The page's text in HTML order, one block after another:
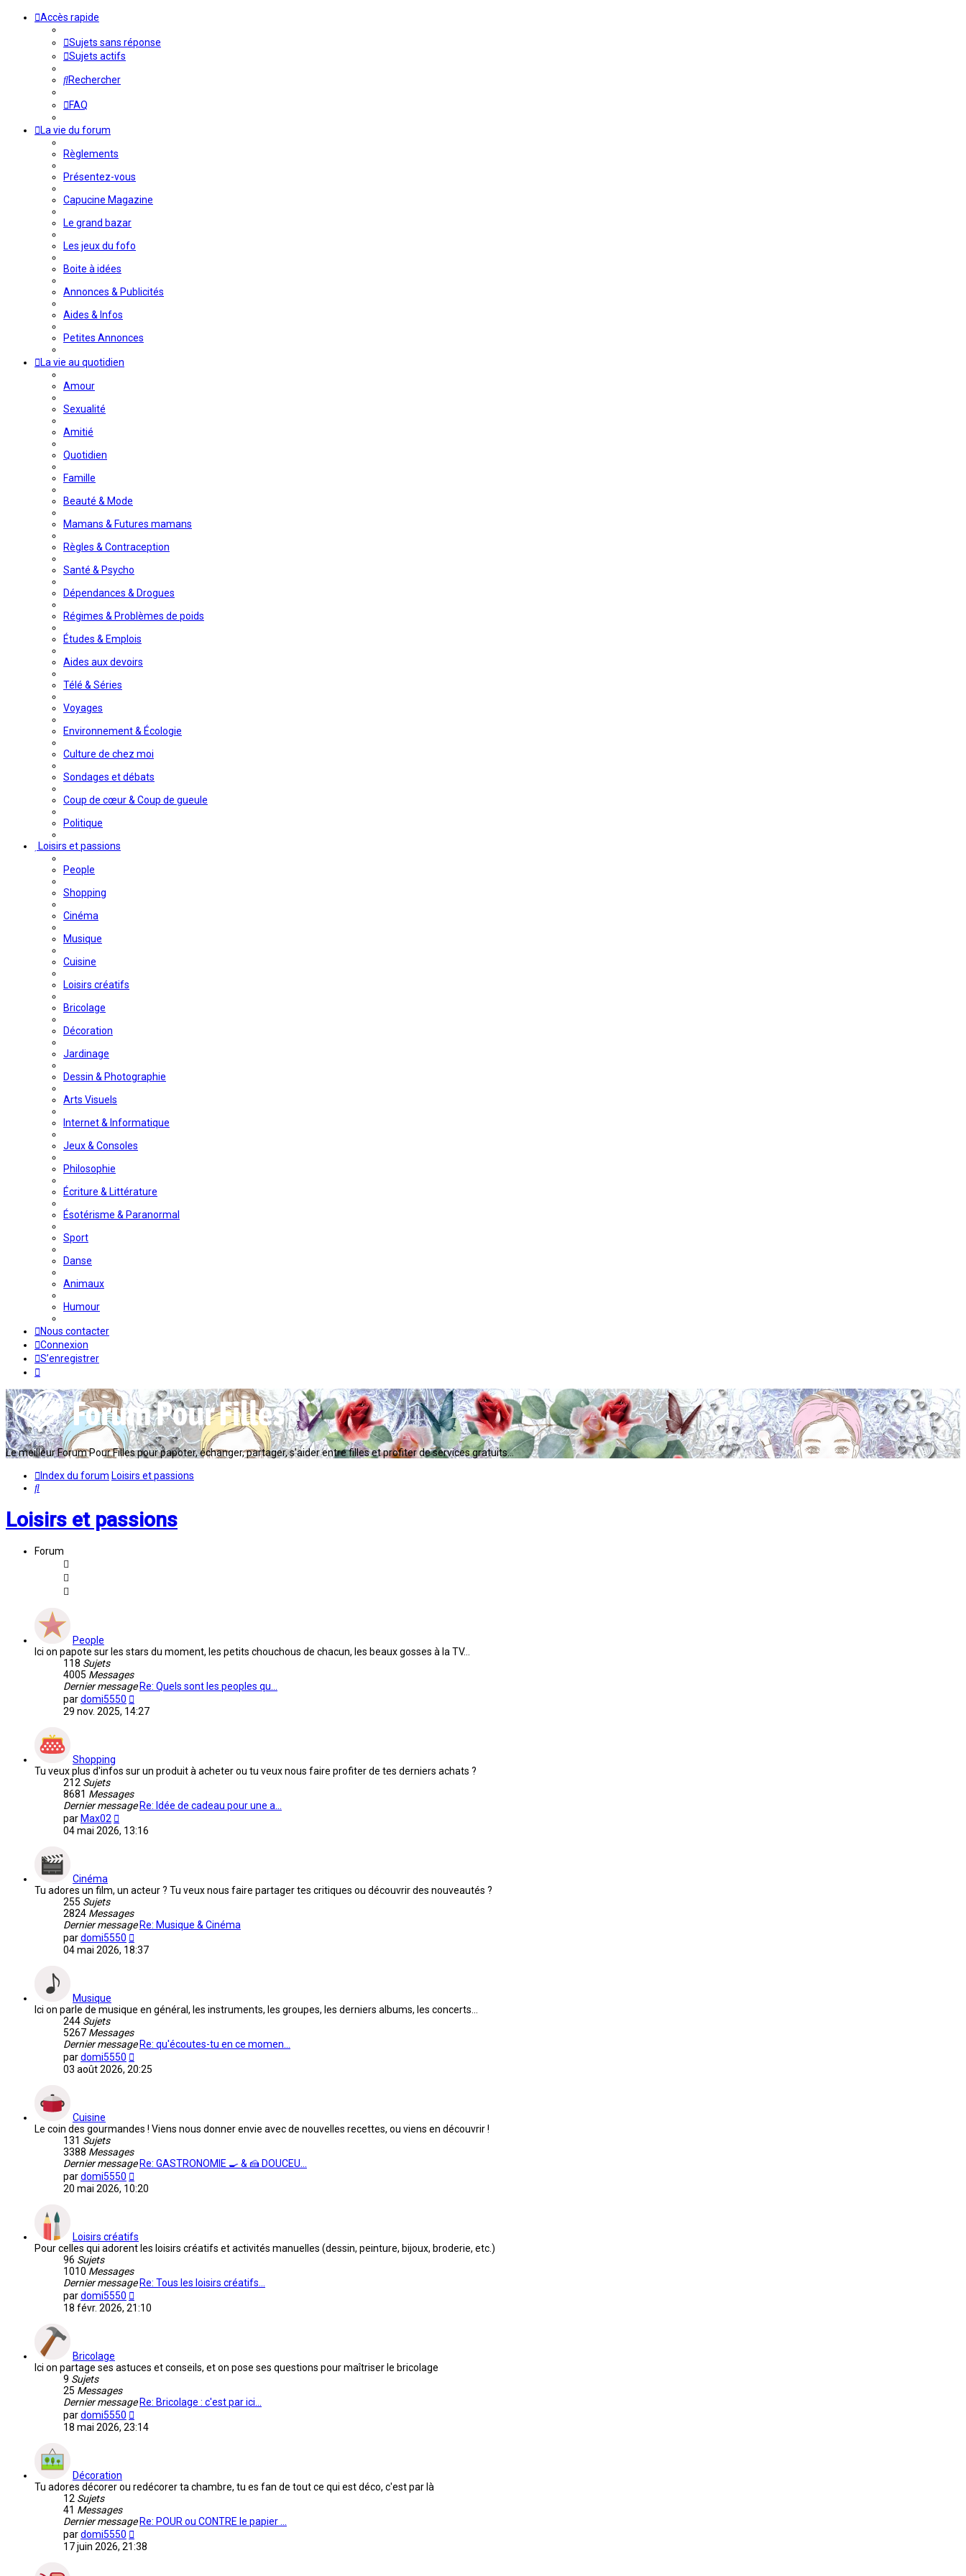
Accès rapide
Sujets sans réponse
Sujets actifs
Rechercher
FAQ
La vie du forum
Règlements
Présentez-vous
Capucine Magazine
Le grand bazar
Les jeux du fofo
Boite à idées
Annonces & Publicités
Aides & Infos
Petites Annonces
La vie au quotidien
Amour
Sexualité
Amitié
Quotidien
Famille
Beauté & Mode
Mamans & Futures mamans
Règles & Contraception
Santé & Psycho
Dépendances & Drogues
Régimes & Problèmes de poids
Études & Emplois
Aides aux devoirs
Télé & Séries
Voyages
Environnement & Écologie
Culture de chez moi
Sondages et débats
Coup de cœur & Coup de gueule
Politique
Loisirs et passions
People
Shopping
Cinéma
Musique
Cuisine
Loisirs créatifs
Bricolage
Décoration
Jardinage
Dessin & Photographie
Arts Visuels
Internet & Informatique
Jeux & Consoles
Philosophie
Écriture & Littérature
Ésotérisme & Paranormal
Sport
Danse
Animaux
Humour
Nous contacter
Connexion
S’enregistrer
Le meilleur Forum Pour Filles pour papoter, échanger, partager, s'aider entre filles et profiter de services gratuits...
Index du forum Loisirs et passions
Rechercher
Loisirs et passions
Forum
People
Ici on papote sur les stars du moment, les petits chouchous de chacun, les beaux gosses à la TV...
118 Sujets
4005 Messages
Dernier messageRe: Quels sont les peoples qu…
pardomi5550
le
29 nov. 2025, 14:27
Shopping
Tu veux plus d'infos sur un produit à acheter ou tu veux nous faire profiter de tes derniers achats ?
212 Sujets
8681 Messages
Dernier messageRe: Idée de cadeau pour une a…
parMax02
le
dernier
04 mai 2026, 13:16
Cinéma
Tu adores un film, un acteur ? Tu veux nous faire partager tes critiques ou découvrir des nouveautés ?
255 Sujets
2824 Messages
Dernier messageRe: Musique & Cinéma
pardomi5550
le
04 mai 2026, 18:37
Musique
Ici on parle de musique en général, les instruments, les groupes, les derniers albums, les concerts...
244 Sujets
5267 Messages
Dernier messageRe: qu'écoutes-tu en ce momen…
pardomi5550
le
03 août 2026, 20:25
Cuisine
Le coin des gourmandes ! Viens nous donner envie avec de nouvelles recettes, ou viens en découvrir !
131 Sujets
3388 Messages
Dernier messageRe: GASTRONOMIE 🍳 & 🍰 DOUCEU…
pardomi5550
le
20 mai 2026, 10:20
Loisirs créatifs
Pour celles qui adorent les loisirs créatifs et activités manuelles (dessin, peinture, bijoux, broderie, etc.)
96 Sujets
1010 Messages
Dernier messageRe: Tous les loisirs créatifs…
pardomi5550
le
18 févr. 2026, 21:10
Bricolage
Ici on partage ses astuces et conseils, et on pose ses questions pour maîtriser le bricolage
9 Sujets
25 Messages
Dernier messageRe: Bricolage : c'est par ici…
pardomi5550
le
18 mai 2026, 23:14
Décoration
Tu adores décorer ou redécorer ta chambre, tu es fan de tout ce qui est déco, c'est par là
12 Sujets
41 Messages
Dernier messageRe: POUR ou CONTRE le papier …
pardomi5550
le
17 juin 2026, 21:38